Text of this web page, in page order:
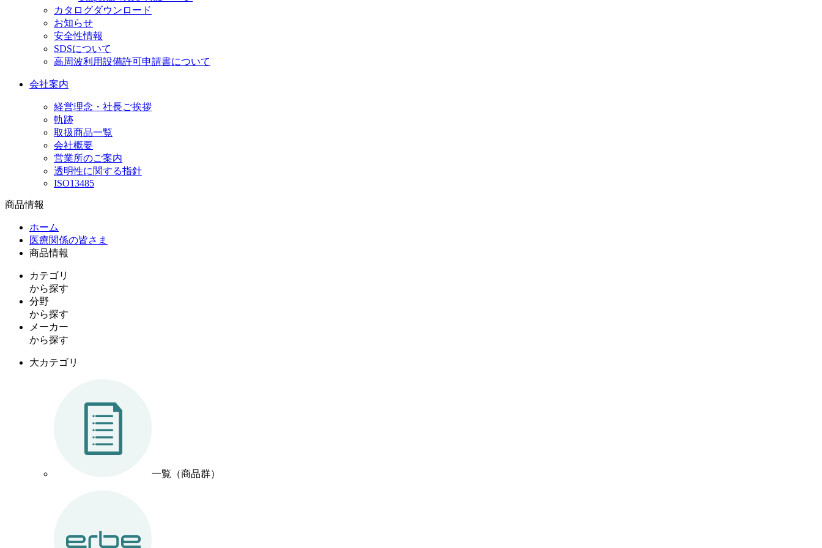
カタログダウンロード
お知らせ
安全性情報
SDSについて
高周波利用設備許可申請書について
会社案内
経営理念・社長ご挨拶
軌跡
取扱商品一覧
会社概要
営業所のご案内
透明性に関する指針
ISO13485
商品情報
ホーム
医療関係の皆さま
商品情報
カテゴリ
から探す
分野
から探す
メーカー
から探す
大カテゴリ
一覧（商品群）